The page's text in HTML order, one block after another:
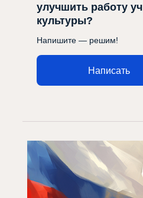
улучшить работу
культуры?
Напишите — решим!
Написать